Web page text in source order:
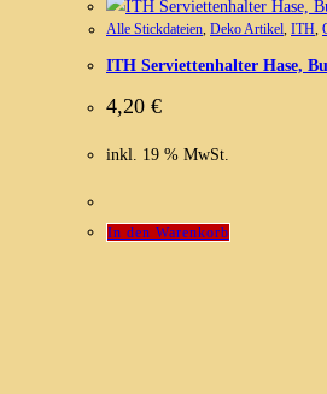
Alle Stickdateien, Deko Artikel, ITH,
ITH Serviettenhalter Hase,
4,20 €
inkl. 19 % MwSt.
In den Warenkorb